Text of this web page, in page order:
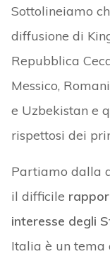
Sottolineiamo
diffusione di
Repubblica
Messico,
e Uzbekistan e
rispettosi dei
Partiamo dalla
il difficile
interesse degli
Italia è un tema